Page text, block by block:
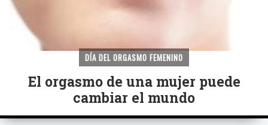
DÍA DEL ORGASMO FEMENINO
El orgasmo de una mujer puede
cambiar el mundo